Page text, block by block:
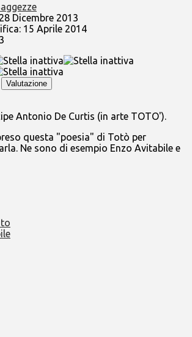
Dicembre 2013
15 Aprile 2014
Antonio De Curtis (in arte TOTO').
questa "poesia" di Totò per
Ne sono di esempio Enzo Avitabile e